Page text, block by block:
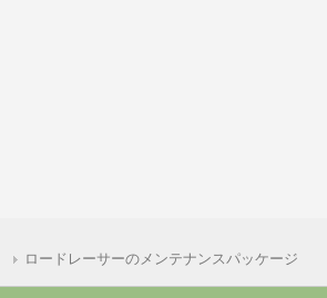
ロードレーサーのメンテナンスパッケージ